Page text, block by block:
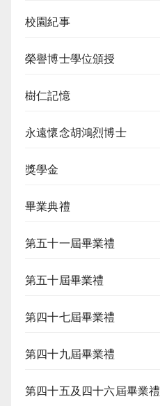
校園紀事
榮譽博士學位頒授
樹仁記憶
永遠懷念胡鴻烈博士
獎學金
畢業典禮
第五十一屆畢業禮
第五十屆畢業禮
第四十七屆畢業禮
第四十九屆畢業禮
第四十五及四十六屆畢業禮